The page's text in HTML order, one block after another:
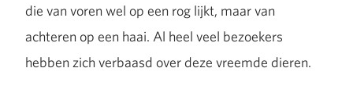
die van voren wel op een rog lijkt, maar van
achteren op een haai. Al heel veel bezoekers
hebben zich verbaasd over deze vreemde dieren.